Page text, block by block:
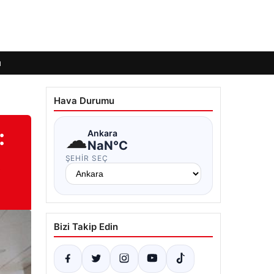
Hava Durumu
☁Ankara
NaN°C
ŞEHIR SEÇ
Bizi Takip Edin